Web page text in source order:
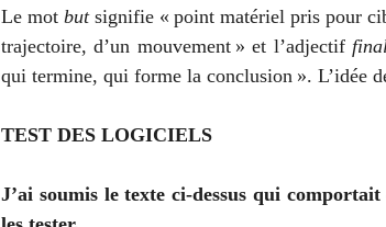
Le mot but signifie « point matériel pris pour
trajectoire, d’un mouvement » et l’adjectif
qui termine, qui forme la conclusion ». L’idée
TEST DES LOGICIELS
J’ai soumis le texte ci-dessus qui